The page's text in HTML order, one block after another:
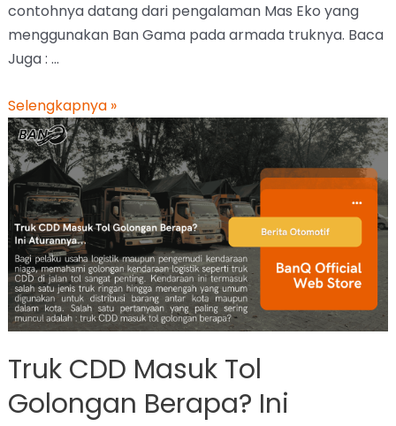
contohnya datang dari pengalaman Mas Eko yang
menggunakan Ban Gama pada armada truknya. Baca
Juga : …
Selengkapnya »
Truk CDD Masuk Tol
Golongan Berapa? Ini